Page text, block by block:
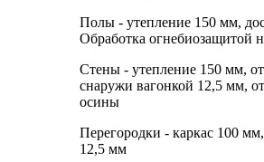
Полы - утепление 150 мм,
Обработка огнебиозащитой
Стены - утепление 150 мм,
снаружи вагонкой 12,5 мм,
осины
Перегородки - каркас 100
12,5 мм